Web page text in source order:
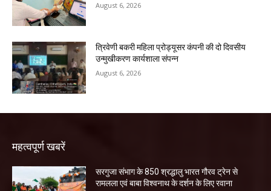
August 6, 2026
त्रिवेणी बकरी महिला प्रोड्यूसर कंपनी की दो दिवसीय
उन्मुखीकरण कार्यशाला संपन्न
August 6, 2026
महत्वपूर्ण खबरें
सरगुजा संभाग के 850 श्रद्धालु भारत गौरव ट्रेन से
रामलला एवं बाबा विश्वनाथ के दर्शन के लिए रवाना